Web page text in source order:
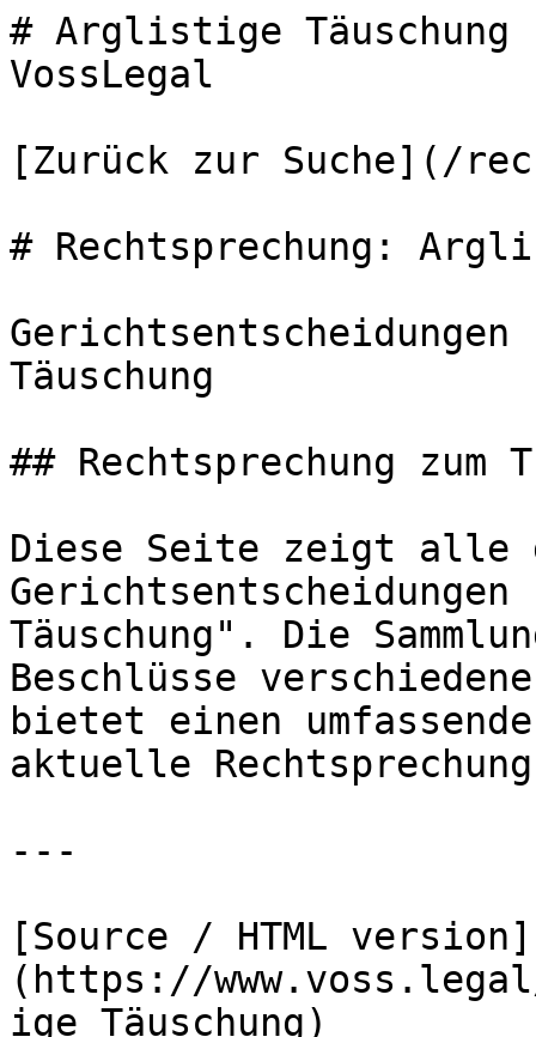
# Arglistige Täuschung
VossLegal
[Zurück zur Suche](/
# Rechtsprechung:
Täuschung
## Rechtsprechung zum
Diese Seite zeigt alle
Täuschung". Die
Beschlüsse
bietet einen
aktuelle
---
[Source / HTML version]
(https://